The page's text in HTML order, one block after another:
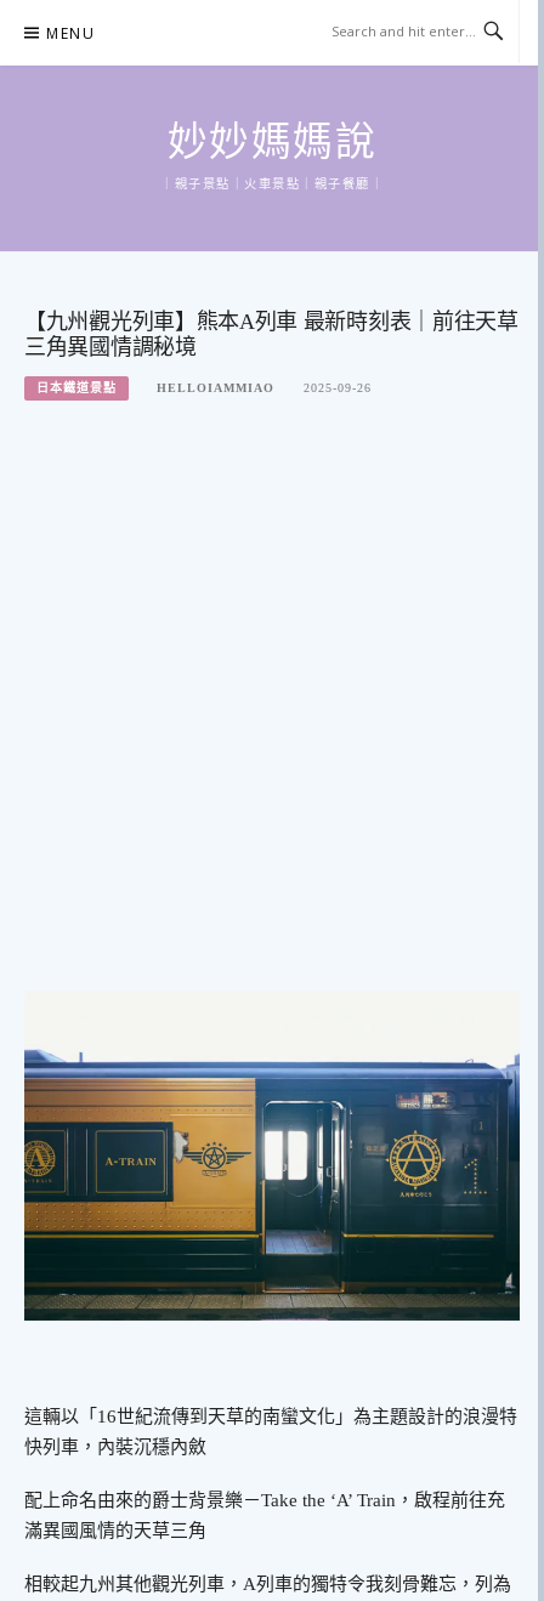
content
MENU
妙妙媽媽說
｜親子景點｜火車景點｜親子餐廳｜
【九州觀光列車】熊本A列車 最新時刻表｜前往天草
三角異國情調秘境
日本鐵道景點 HELLOIAMMIAO 2025-09-26
這輛以「16世紀流傳到天草的南蠻文化」為主題設計的浪漫特
快列車，內裝沉穩內斂
配上命名由來的爵士背景樂－Take the ‘A’ Train，啟程前往充
滿異國風情的天草三角
相較起九州其他觀光列車，A列車的獨特令我刻骨難忘，列為